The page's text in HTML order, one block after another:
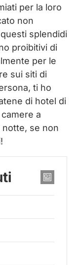
per la loro
non
splendidi
proibitivi di
per le
sui siti di
ti ho
di hotel di
a
notte, se non